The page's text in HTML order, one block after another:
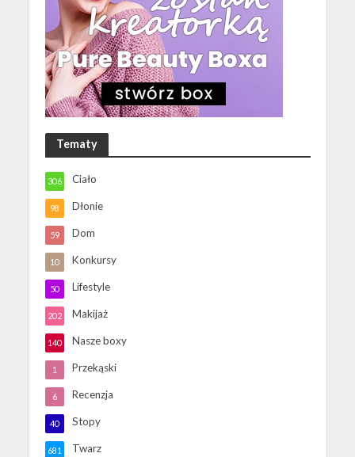
Tematy
Ciało
306
Dłonie
98
Dom
59
Konkursy
10
Lifestyle
50
Makijaż
202
Nasze boxy
140
Przekąski
1
Recenzja
6
Stopy
40
Twarz
681